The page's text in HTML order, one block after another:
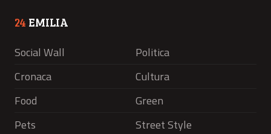
24 EMILIA
Social Wall
Politica
Cronaca
Cultura
Food
Green
Pets
Street Style